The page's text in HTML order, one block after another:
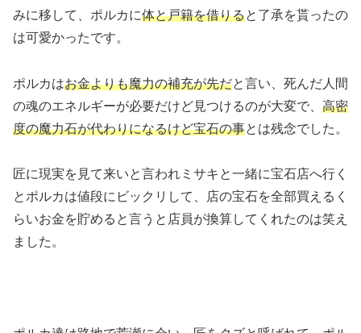
みに移して、ポルカに体と戸籍を借りると了承を貰ったの
は可愛かったです。
ポルカはお金よりも魔力の補充が先だと言い、死んだ人間
の魂のエネルギーが必要だけど見つけるのが大変で、 高密
度の魔力石が代わりになるけど宝石の事とは残念でした。
匠に現実を見て来いと言われミサキと一緒に宝石店へ行く
とポルカは値段にビックリして、店の宝石を全部買えるく
らいお金を貯めると言うと店員が換算してくれたのは笑え
ました。